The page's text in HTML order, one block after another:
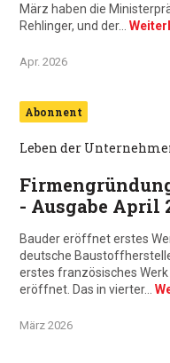
März haben die
Rehlinger, und der…
Apr. 2026
Abonnent
Leben der
- Ausgabe April
Bauder eröffnet erstes
deutsche
erstes französisches
eröffnet. Das in vierter…
März 2026